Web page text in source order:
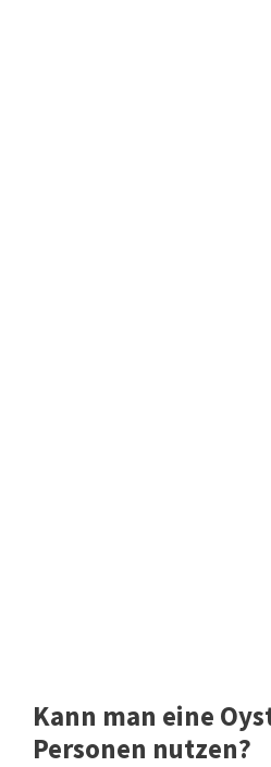
Kann man eine
Personen nutzen?